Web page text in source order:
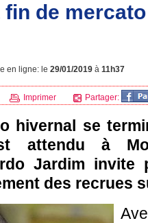
fin de
en ligne: le 29/01/2019 à 11h37
Imprimer Partager:
hivernal se
attendu à
Jardim invite
des recrues